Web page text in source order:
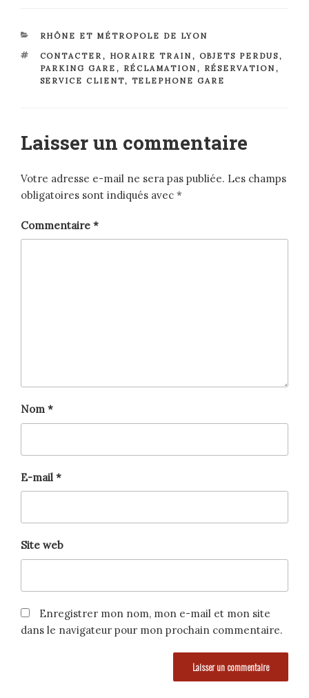
CATÉGORIES
RHÔNE ET MÉTROPOLE DE LYON
ÉTIQUETTES
CONTACTER, HORAIRE TRAIN , OBJETS PERDUS,
PARKING GARE , RÉCLAMATION , RÉSERVATION ,
SERVICE CLIENT, TELEPHONE GARE
Laisser un commentaire
Votre adresse e-mail ne sera pas publiée. Les champs
obligatoires sont indiqués avec *
Commentaire *
Nom *
E-mail *
Site web
Enregistrer mon nom, mon e-mail et mon site
dans le navigateur pour mon prochain commentaire.